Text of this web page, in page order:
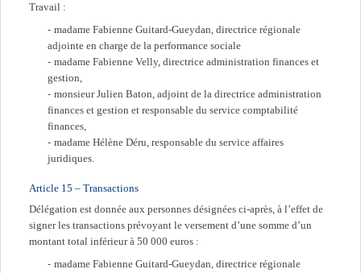
Travail :
madame Fabienne Guitard-Gueydan, directrice régionale
adjointe en charge de la performance sociale
madame Fabienne Velly, directrice administration finances et
gestion,
monsieur Julien Baton, adjoint de la directrice administration
finances et gestion et responsable du service comptabilité
finances,
madame Hélène Déru, responsable du service affaires
juridiques.
Article 15 – Transactions
Délégation est donnée aux personnes désignées ci-après, à l’effet de
signer les transactions prévoyant le versement d’une somme d’un
montant total inférieur à 50 000 euros :
madame Fabienne Guitard-Gueydan, directrice régionale